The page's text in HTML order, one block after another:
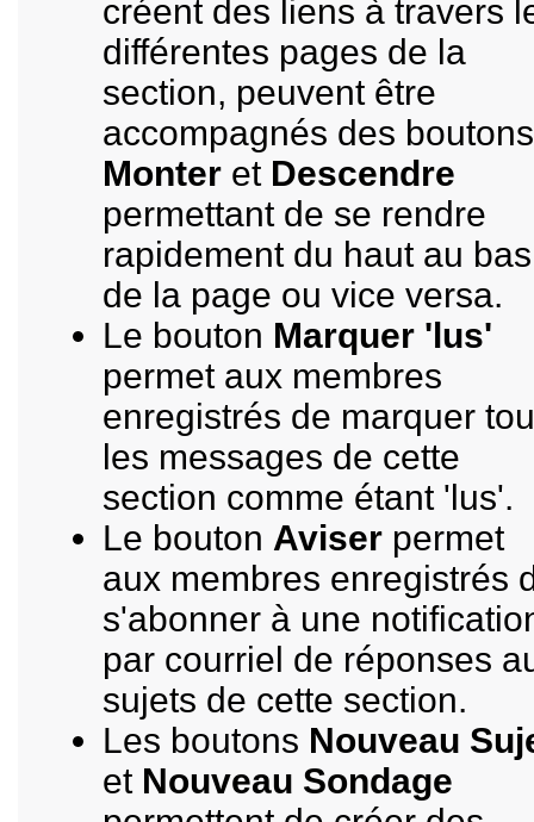
créent des liens à travers
différentes pages de la
section, peuvent être
accompagnés des boutons
Monteret Descendre
permettant de se rendre
rapidement du haut au bas
de la page ou vice versa.
Le bouton Marquer 'lus'
permet aux membres
enregistrés de marquer
les messages de cette
section comme étant 'lus'.
Le bouton Aviserpermet
aux membres enregistrés
s'abonner à une
par courriel de réponses
sujets de cette section.
Les boutons Nouveau
et Nouveau Sondage